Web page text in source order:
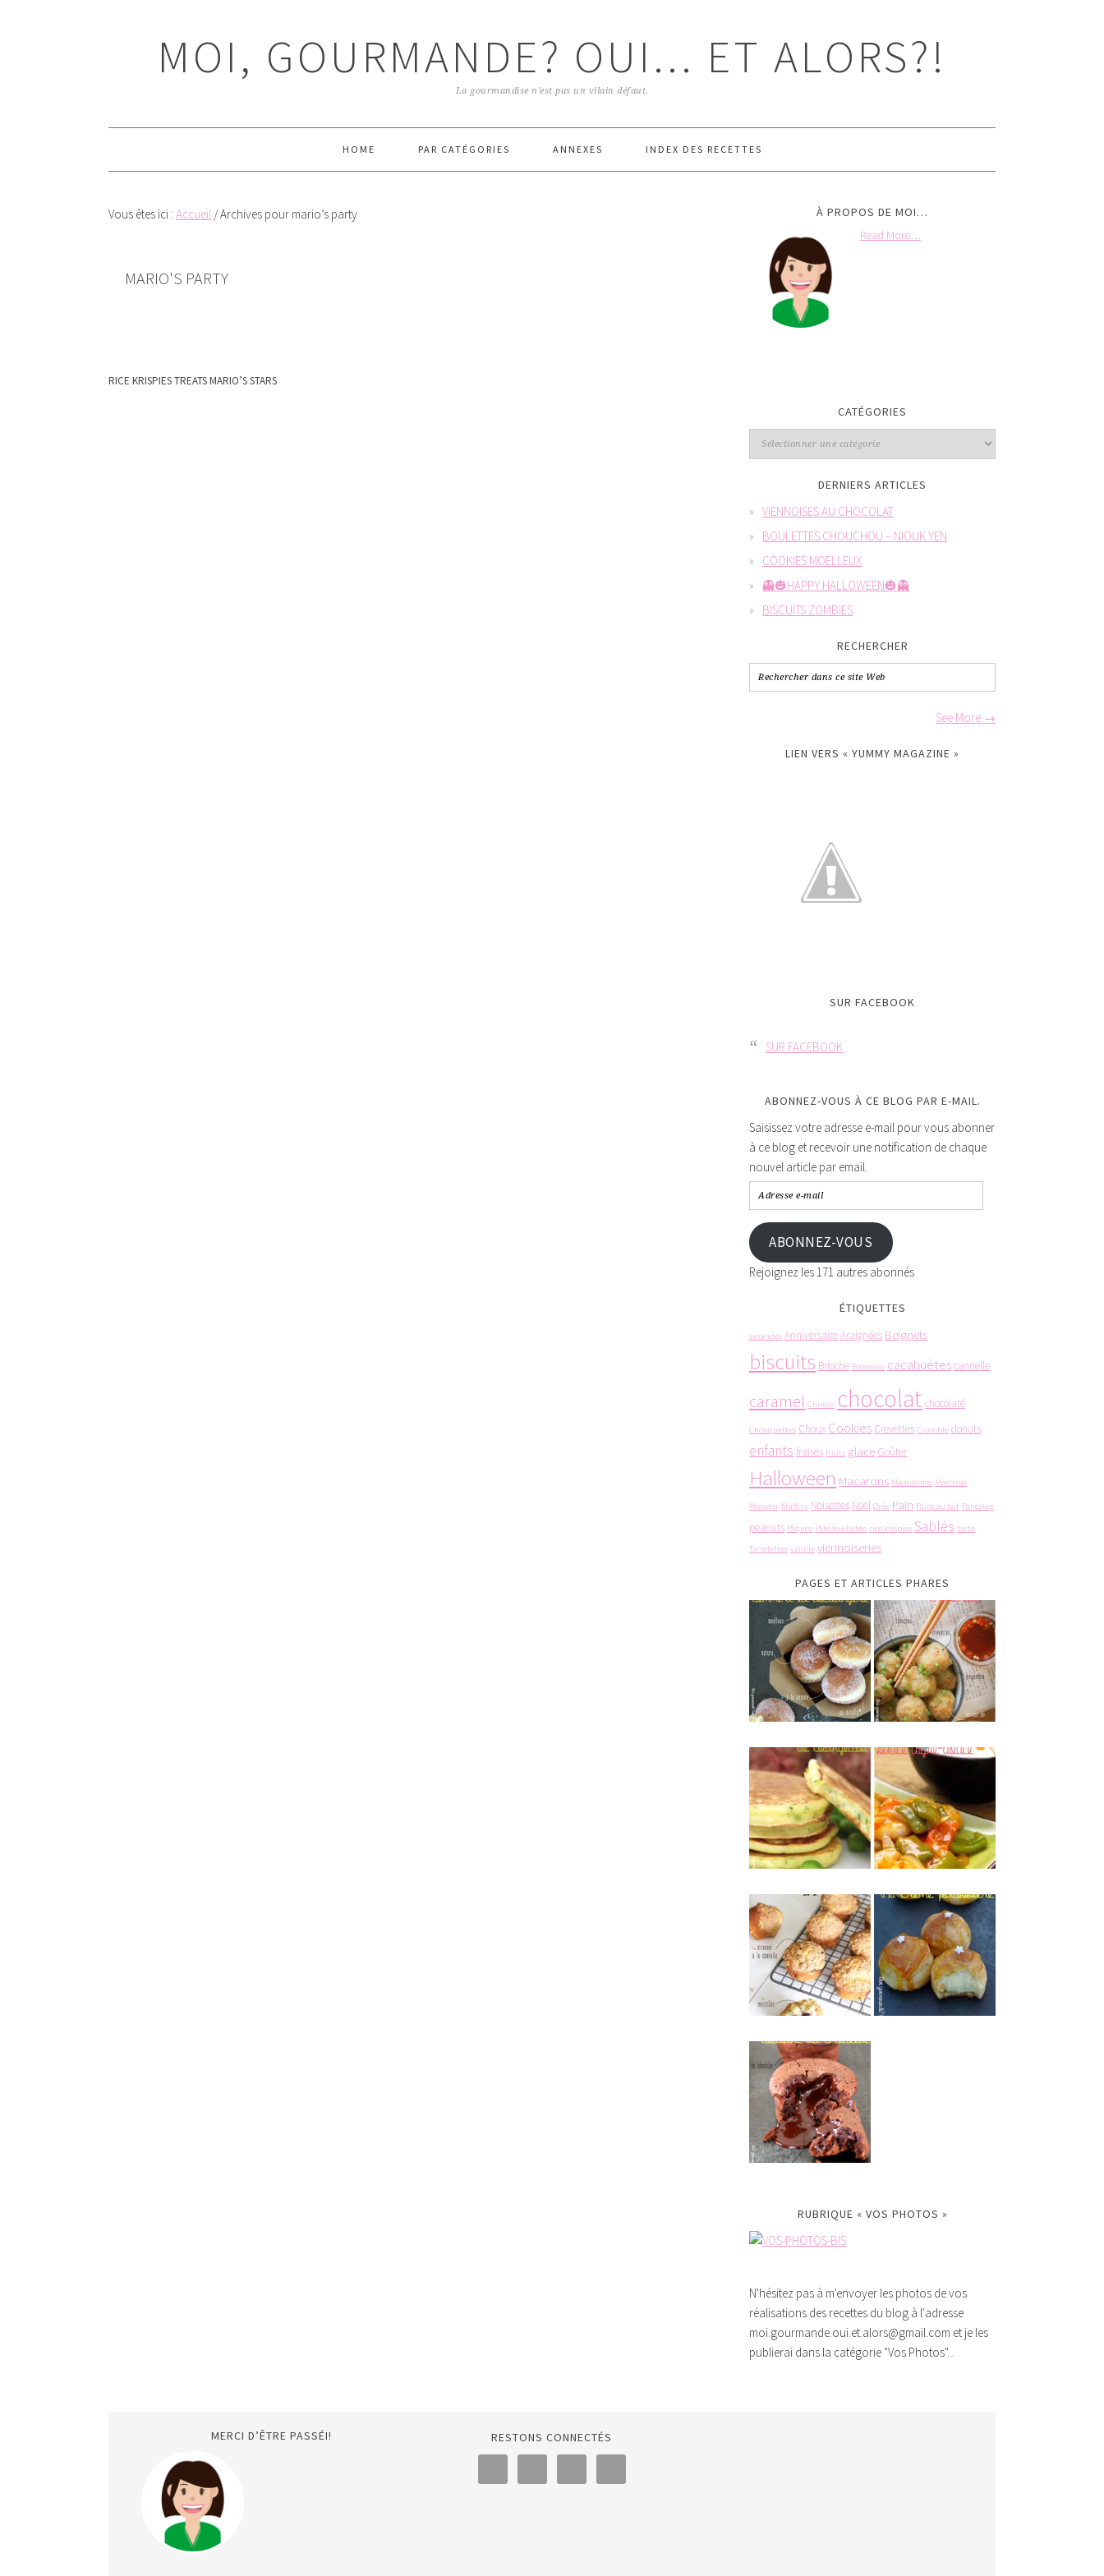
navigationMOI, GOURMANDE? OUI... ET ALORS?!
La gourmandise n'est pas un vilain défaut.
HOME PAR CATÉGORIES ANNEXES INDEX DES RECETTES
Vous êtes ici : Accueil /Archives pour mario’s party
MARIO'S PARTY
RICE KRISPIES TREATS MARIO’S STARS
À PROPOS DE MOI…
Read More…
CATÉGORIES
DERNIERS ARTICLES
VIENNOISES AU CHOCOLAT
BOULETTES CHOUCHOU – NIOUK YEN
COOKIES MOELLEUX
👻🎃HAPPY HALLOWEEN🎃👻
BISCUITS ZOMBIES
RECHERCHER
See More →
LIEN VERS « YUMMY MAGAZINE »
SUR FACEBOOK
SUR FACEBOOK
ABONNEZ-VOUS À CE BLOG PAR E-MAIL.
Saisissez votre adresse e-mail pour vous abonner
à ce blog et recevoir une notification de chaque
nouvel article par email.
ABONNEZ-VOUS
Rejoignez les 171 autres abonnés
ÉTIQUETTES
amandes AnniversaireAraignées Beignets
biscuits Brioche Brownies cacahuètescannelle
caramel Chinois chocolat chocolaté
Chouquettes Choux Cookies Crevettes Crumble donuts
enfants fraises fruits glace Goûter
Halloween Macarons Madeleines Moelleux
Monster Muffins Noisettes Noël Oréo Pain Pains au lait Pancakes
peanuts Pâques Pâte feuilletée rice krispies Sablés tarte
Tartelettes vanille viennoiseries
PAGES ET ARTICLES PHARES
RUBRIQUE « VOS PHOTOS »
N'hésitez pas à m'envoyer les photos de vos
réalisations des recettes du blog à l'adresse
moi.gourmande.oui.et.alors@gmail.com et je les
publierai dans la catégorie "Vos Photos"...
MERCI D’ÊTRE PASSÉI! RESTONS CONNECTÉS